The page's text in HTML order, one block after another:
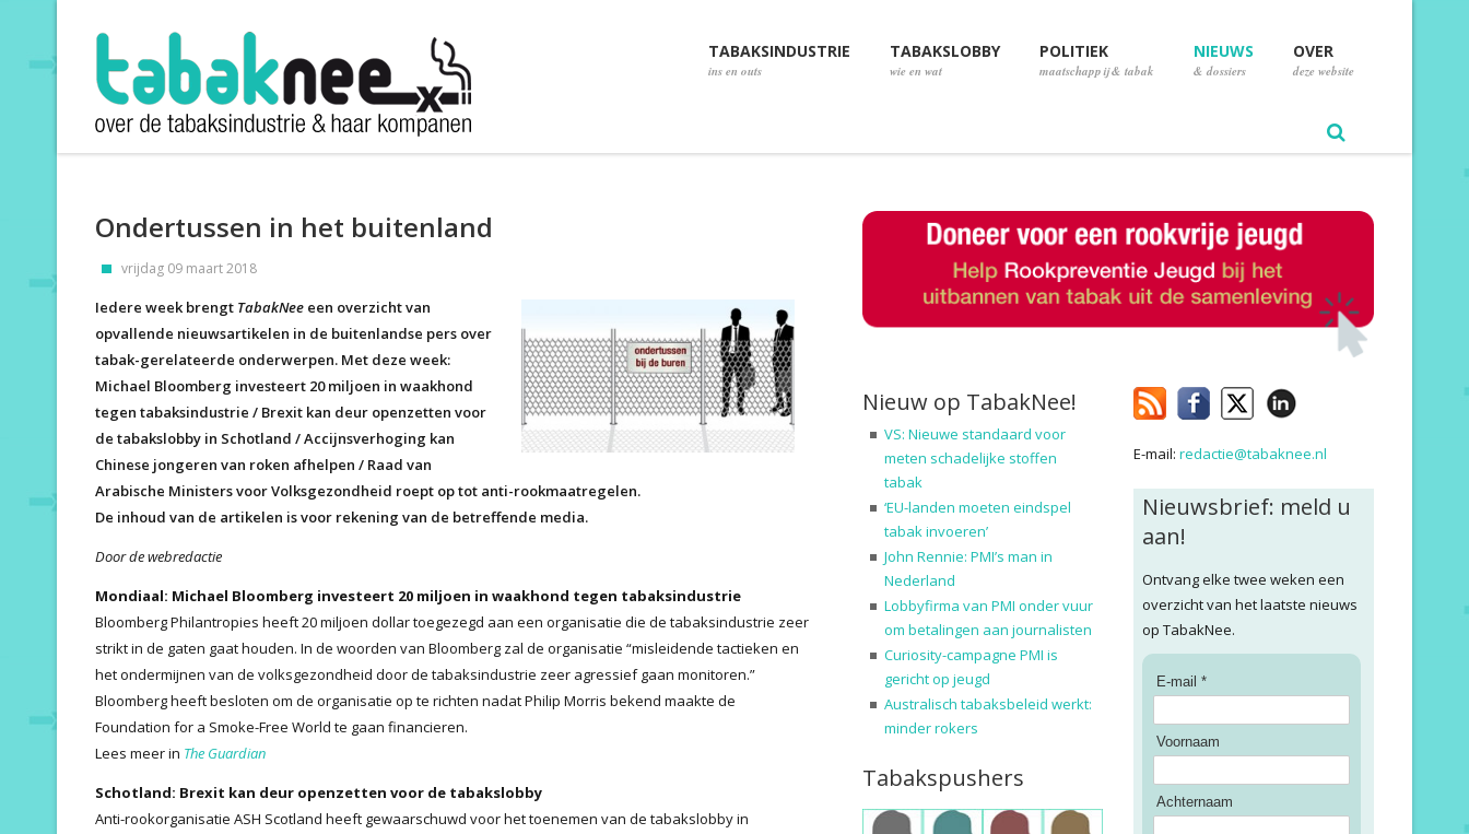
TABAKSINDUSTRIE
ins en outs
TABAKSLOBBY
wie en wat
POLITIEK
maatschappij & tabak
NIEUWS
& dossiers
OVER
deze website
Ondertussen in het buitenland
vrijdag 09 maart 2018
Iedere week brengt TabakNee een overzicht van
opvallende nieuwsartikelen in de buitenlandse pers over
tabak-gerelateerde onderwerpen. Met deze week:
Michael Bloomberg investeert 20 miljoen in waakhond
tegen tabaksindustrie / Brexit kan deur openzetten voor
de tabakslobby in Schotland / Accijnsverhoging kan
Chinese jongeren van roken afhelpen / Raad van
Arabische Ministers voor Volksgezondheid roept op tot anti-rookmaatregelen.
De inhoud van de artikelen is voor rekening van de betreffende media.
Door de webredactie
Mondiaal: Michael Bloomberg investeert 20 miljoen in waakhond tegen tabaksindustrie
Bloomberg Philantropies heeft 20 miljoen dollar toegezegd aan een organisatie die de tabaksindustrie zeer
strikt in de gaten gaat houden. In de woorden van Bloomberg zal de organisatie “misleidende tactieken en
het ondermijnen van de volksgezondheid door de tabaksindustrie zeer agressief gaan monitoren.”
Bloomberg heeft besloten om de organisatie op te richten nadat Philip Morris bekend maakte de
Foundation for a Smoke-Free World te gaan financieren.
Lees meer in The Guardian
Schotland: Brexit kan deur openzetten voor de tabakslobby
Anti-rookorganisatie ASH Scotland heeft gewaarschuwd voor het toenemen van de tabakslobby in
Nieuw op TabakNee!
VS: Nieuwe standaard voor
meten schadelijke stoffen
tabak
‘EU-landen moeten eindspel
tabak invoeren’
John Rennie: PMI’s man in
Nederland
Lobbyfirma van PMI onder vuur
om betalingen aan journalisten
Curiosity-campagne PMI is
gericht op jeugd
Australisch tabaksbeleid werkt:
minder rokers
Tabakspushers
E-mail:redactie@tabaknee.nl
Nieuwsbrief: meld u
aan!
Ontvang elke twee weken een
overzicht van het laatste nieuws
op TabakNee.
E-mail *
Voornaam
Achternaam